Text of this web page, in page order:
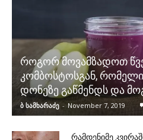
როგორ მოვამზადოთ
კომბოსტოსგან,
დონეზე გაწმენდს და
ბ სამხარაძე - November 7, 2019
რამდენიმე